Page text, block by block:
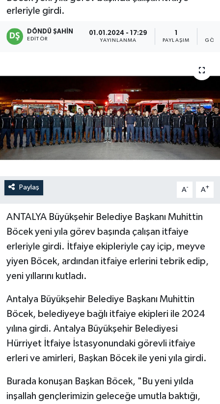
erleriyle girdi.
DÖNDÜ ŞAHİN
EDITÖR
01.01.2024 - 17:29
YAYINLANMA
1
PAYLAŞIM
Paylaş A- A+
ANTALYA Büyükşehir Belediye Başkanı Muhittin
Böcek yeni yıla görev başında çalışan itfaiye
erleriyle girdi. İtfaiye ekipleriyle çay içip, meyve
yiyen Böcek, ardından itfaiye erlerini tebrik edip,
yeni yıllarını kutladı.
Antalya Büyükşehir Belediye Başkanı Muhittin
Böcek, belediyeye bağlı itfaiye ekipleri ile 2024
yılına girdi. Antalya Büyükşehir Belediyesi
Hürriyet İtfaiye İstasyonundaki görevli itfaiye
erleri ve amirleri, Başkan Böcek ile yeni yıla girdi.
Burada konuşan Başkan Böcek, "Bu yeni yılda
inşallah gençlerimizin geleceğe umutla baktığı,